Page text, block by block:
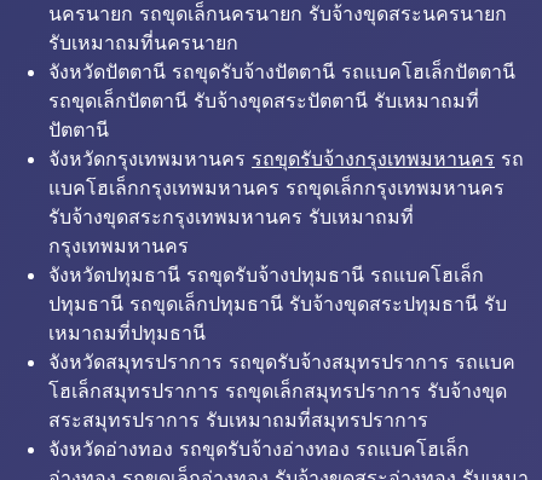
นครนายก รถขุดเล็กนครนายก รับจ้างขุดสระนครนายก
รับเหมาถมที่นครนายก
จังหวัดปัตตานี รถขุดรับจ้างปัตตานี รถแบคโฮเล็กปัตตานี
รถขุดเล็กปัตตานี รับจ้างขุดสระปัตตานี รับเหมาถมที่
ปัตตานี
จังหวัดกรุงเทพมหานคร รถขุดรับจ้างกรุงเทพมหานคร รถ
แบคโฮเล็กกรุงเทพมหานคร รถขุดเล็กกรุงเทพมหานคร
รับจ้างขุดสระกรุงเทพมหานคร รับเหมาถมที่
กรุงเทพมหานคร
จังหวัดปทุมธานี รถขุดรับจ้างปทุมธานี รถแบคโฮเล็ก
ปทุมธานี รถขุดเล็กปทุมธานี รับจ้างขุดสระปทุมธานี รับ
เหมาถมที่ปทุมธานี
จังหวัดสมุทรปราการ รถขุดรับจ้างสมุทรปราการ รถแบค
โฮเล็กสมุทรปราการ รถขุดเล็กสมุทรปราการ รับจ้างขุด
สระสมุทรปราการ รับเหมาถมที่สมุทรปราการ
จังหวัดอ่างทอง รถขุดรับจ้างอ่างทอง รถแบคโฮเล็ก